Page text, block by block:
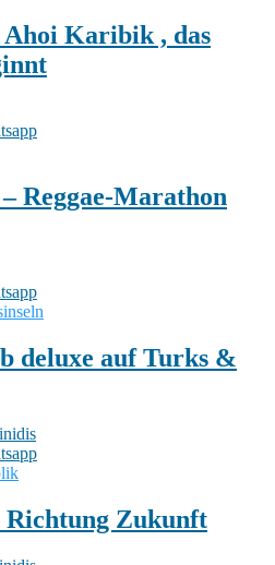
Karibik , das
Reggae-Marathon
deluxe auf Turks &
Richtung Zukunft